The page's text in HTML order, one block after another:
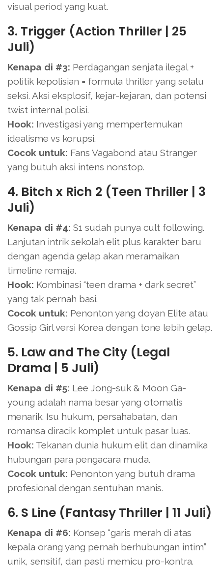
visual period yang kuat.
3. Trigger (Action Thriller | 25
Juli)
Kenapa di #3: Perdagangan senjata ilegal +
politik kepolisian = formula thriller yang selalu
seksi. Aksi eksplosif, kejar-kejaran, dan potensi
twist internal polisi.
Hook: Investigasi yang mempertemukan
idealisme vs korupsi.
Cocok untuk: Fans Vagabond atau Stranger
yang butuh aksi intens nonstop.
4. Bitch x Rich 2 (Teen Thriller | 3
Juli)
Kenapa di #4: S1 sudah punya cult following.
Lanjutan intrik sekolah elit plus karakter baru
dengan agenda gelap akan meramaikan
timeline remaja.
Hook: Kombinasi “teen drama + dark secret”
yang tak pernah basi.
Cocok untuk: Penonton yang doyan Elite atau
Gossip Girl versi Korea dengan tone lebih gelap.
5. Law and The City (Legal
Drama | 5 Juli)
Kenapa di #5: Lee Jong-suk & Moon Ga-
young adalah nama besar yang otomatis
menarik. Isu hukum, persahabatan, dan
romansa diracik komplet untuk pasar luas.
Hook: Tekanan dunia hukum elit dan dinamika
hubungan para pengacara muda.
Cocok untuk: Penonton yang butuh drama
profesional dengan sentuhan manis.
6. S Line (Fantasy Thriller | 11 Juli)
Kenapa di #6: Konsep “garis merah di atas
kepala orang yang pernah berhubungan intim”
unik, sensitif, dan pasti memicu pro-kontra.